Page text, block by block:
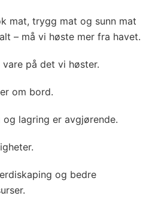
mat, trygg mat og sunn mat
– må vi høste mer fra havet.
på det vi høster.
om bord.
lagring er avgjørende.
og bedre